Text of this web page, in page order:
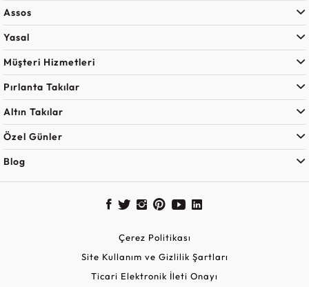
Assos
Yasal
Müşteri Hizmetleri
Pırlanta Takılar
Altın Takılar
Özel Günler
Blog
Çerez Politikası
Site Kullanım ve Gizlilik Şartları
Ticari Elektronik İleti Onayı